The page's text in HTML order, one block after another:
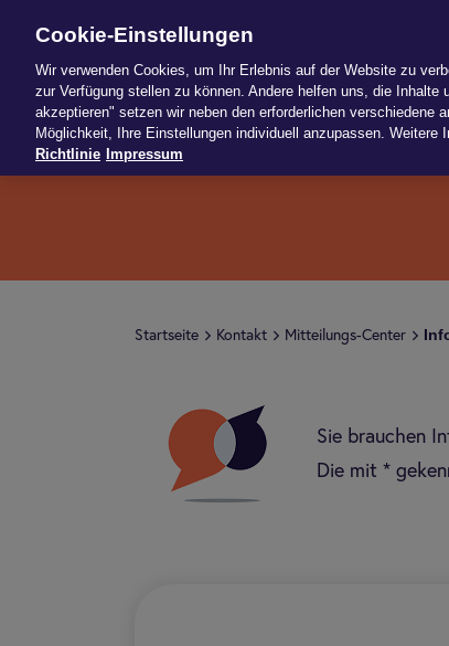
News
Start­seite Kon­takt Mit­tei­lungs-Cen­ter
Sie brauchen
Die mit *
Cookie-Einstellungen
Wir verwenden Cookies, um Ihr Erlebnis auf der Website zu
zur Verfügung stellen zu können. Andere helfen uns, die
akzeptieren" setzen wir neben den erforderlichen verschiedene
Möglichkeit, Ihre Einstellungen individuell anzupassen. Weitere
Richtlinie Impressum